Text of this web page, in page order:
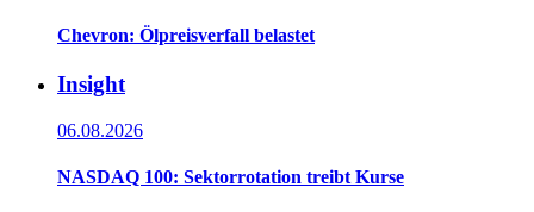
Chevron: Ölpreisverfall belastet
Insight
06.08.2026
NASDAQ 100: Sektorrotation treibt Kurse